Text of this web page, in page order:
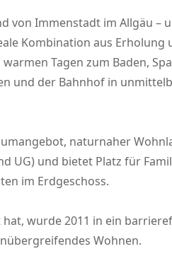
von Immenstadt im Allgäu –
Kombination aus Erholung
Tagen zum Baden,
und der Bahnhof in
naturnaher
UG) und bietet Platz für
im Erdgeschoss.
wurde 2011 in ein
Wohnen.